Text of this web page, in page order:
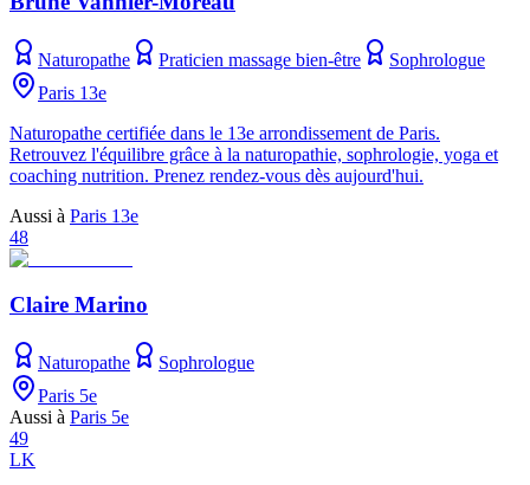
Naturopathe Praticien massage bien-être
Sophrologue
Paris 13e
Naturopathe certifiée dans le 13e arrondissement de Paris.
Retrouvez l'équilibre grâce à la naturopathie, sophrologie, yoga et
coaching nutrition. Prenez rendez-vous dès aujourd'hui.
Aussi à Paris 13e
48
Claire Marino
Naturopathe
Sophrologue
Paris 5e
Aussi à Paris 5e
49
LK